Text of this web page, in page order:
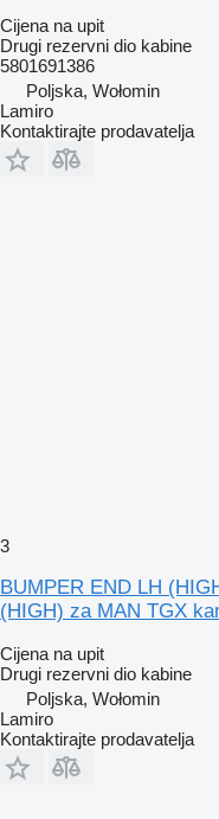
Cijena na upit
Drugi rezervni dio kabine
5801691386
Poljska, Wołomin
Lamiro
Kontaktirajte prodavatelja
3
BUMPER END LH
(HIGH) za MAN TGX
Cijena na upit
Drugi rezervni dio kabine
Poljska, Wołomin
Lamiro
Kontaktirajte prodavatelja